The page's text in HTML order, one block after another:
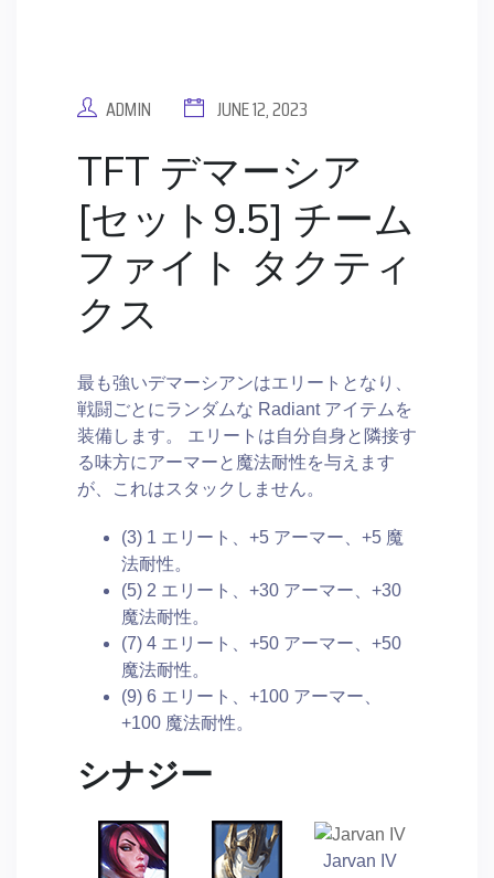
ADMIN JUNE 12, 2023
TFT デマーシア
[セット9.5] チーム
ファイト タクティ
クス
最も強いデマーシアンはエリートとなり、
戦闘ごとにランダムな Radiant アイテムを
装備します。 エリートは自分自身と隣接す
る味方にアーマーと魔法耐性を与えます
が、これはスタックしません。
(3) 1 エリート、+5 アーマー、+5 魔
法耐性。
(5) 2 エリート、+30 アーマー、+30
魔法耐性。
(7) 4 エリート、+50 アーマー、+50
魔法耐性。
(9) 6 エリート、+100 アーマー、
+100 魔法耐性。
シナジー
Jarvan IV